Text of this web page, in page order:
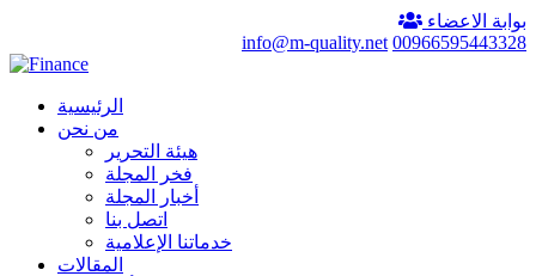
بوابة الاعضاء
00966595443328
info@m-quality.net
الرئيسية
من نحن
هيئة التحرير
فخر المجلة
أخبار المجلة
اتصل بنا
خدماتنا الإعلامية
المقالات